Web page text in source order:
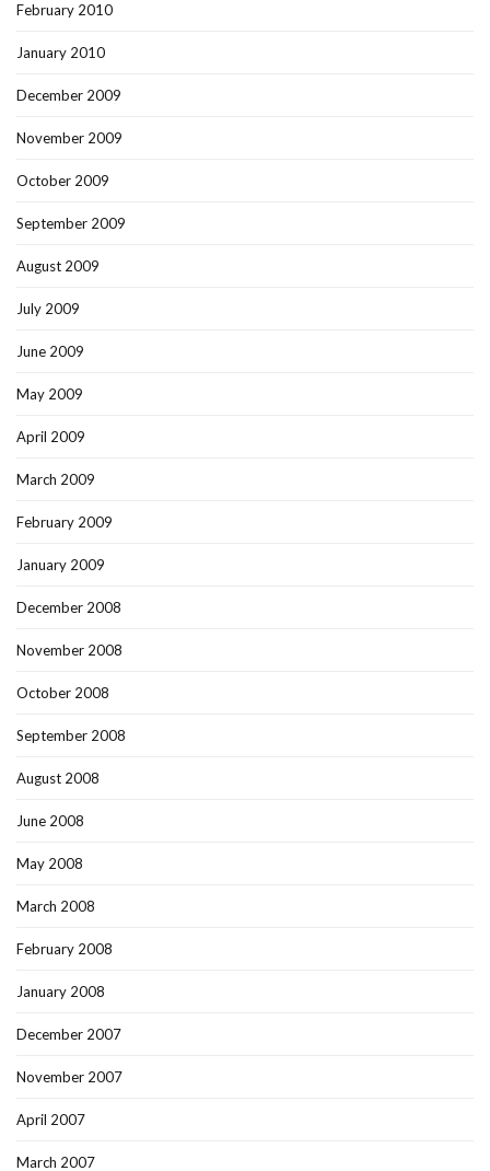
February 2010
January 2010
December 2009
November 2009
October 2009
September 2009
August 2009
July 2009
June 2009
May 2009
April 2009
March 2009
February 2009
January 2009
December 2008
November 2008
October 2008
September 2008
August 2008
June 2008
May 2008
March 2008
February 2008
January 2008
December 2007
November 2007
April 2007
March 2007